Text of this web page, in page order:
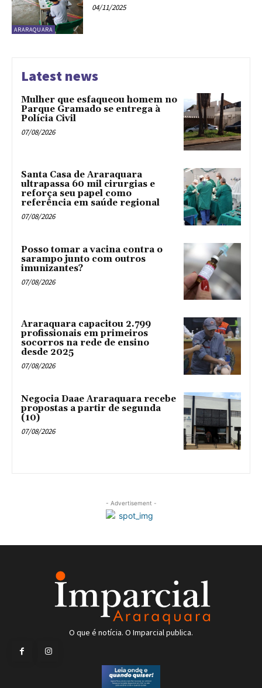
ARARAQUARA
04/11/2025
Latest news
Mulher que esfaqueou homem no
Parque Gramado se entrega à
Polícia Civil
07/08/2026
Santa Casa de Araraquara
ultrapassa 60 mil cirurgias e
reforça seu papel como
referência em saúde regional
07/08/2026
Posso tomar a vacina contra o
sarampo junto com outros
imunizantes?
07/08/2026
Araraquara capacitou 2.799
profissionais em primeiros
socorros na rede de ensino
desde 2025
07/08/2026
Negocia Daae Araraquara recebe
propostas a partir de segunda
(10)
07/08/2026
- Advertisement -
O que é notícia. O Imparcial publica.